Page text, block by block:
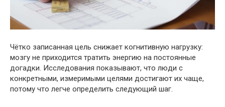
Чётко записанная цель снижает когнитивную нагрузку:
мозгу не приходится тратить энергию на постоянные
догадки. Исследования показывают, что люди с
конкретными, измеримыми целями достигают их чаще,
потому что легче определить следующий шаг.